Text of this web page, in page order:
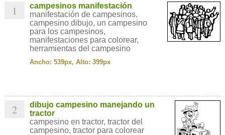
1
campesinos manifestación
manifestación de campesinos,
campesino dibujo, un campesino
para los campesinos,
manifestaciones para colorear,
herramientas del campesino
Ancho: 539px, Alto: 399px
2
dibujo campesino manejando un
tractor
campesino en tractor, tractor del
campesino, tractor para colorear